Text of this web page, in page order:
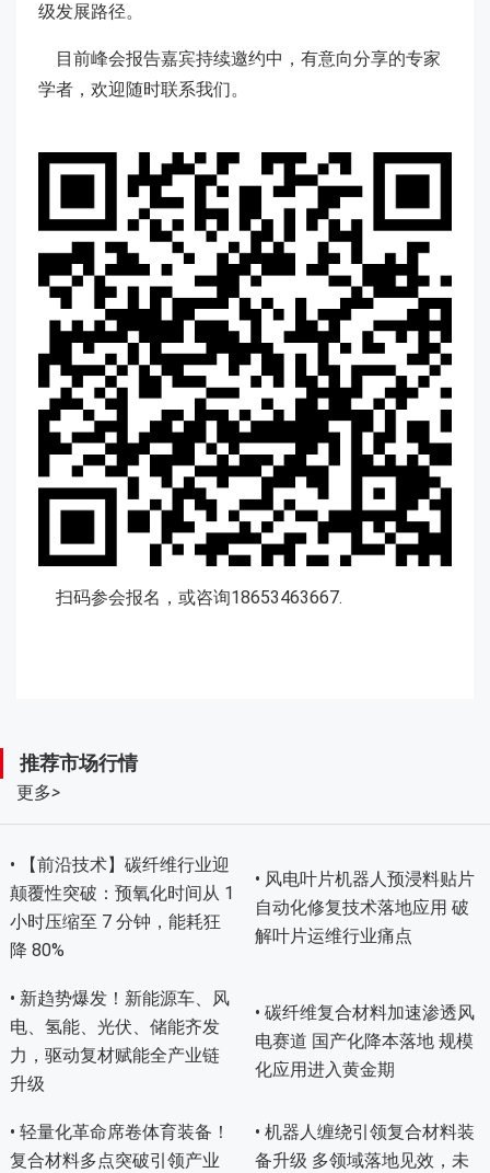
级发展路径。
目前峰会报告嘉宾持续邀约中，有意向分享的专家
学者，欢迎随时联系我们。
扫码参会报名，或咨询18653463667.
推荐市场行情
更多>
• 【前沿技术】碳纤维行业迎
颠覆性突破：预氧化时间从 1
小时压缩至 7 分钟，能耗狂
降 80%
• 风电叶片机器人预浸料贴片
自动化修复技术落地应用 破
解叶片运维行业痛点
• 新趋势爆发！新能源车、风
电、氢能、光伏、储能齐发
力，驱动复材赋能全产业链
升级
• 碳纤维复合材料加速渗透风
电赛道 国产化降本落地 规模
化应用进入黄金期
• 轻量化革命席卷体育装备！
复合材料多点突破引领产业
• 机器人缠绕引领复合材料装
备升级 多领域落地见效，未